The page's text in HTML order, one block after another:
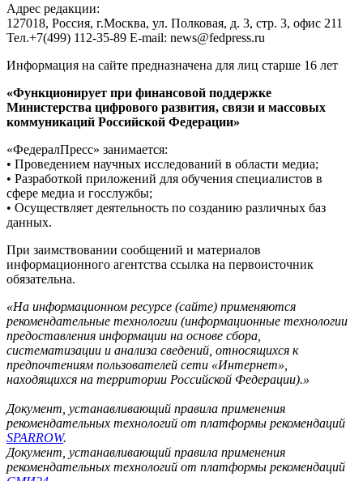
Адрес редакции:
127018, Россия, г.Москва, ул. Полковая, д. 3, стр. 3, офис 211
Тел.+7(499) 112-35-89 E-mail: news@fedpress.ru
Информация на сайте предназначена для лиц старше 16 лет
«Функционирует при финансовой поддержке
Министерства цифрового развития, связи и массовых
коммуникаций Российской Федерации»
«ФедералПресс» занимается:
• Проведением научных исследований в области медиа;
• Разработкой приложений для обучения специалистов в
сфере медиа и госслужбы;
• Осуществляет деятельность по созданию различных баз
данных.
При заимствовании сообщений и материалов
информационного агентства ссылка на первоисточник
обязательна.
«На информационном ресурсе (сайте) применяются
рекомендательные технологии (информационные технологии
предоставления информации на основе сбора,
систематизации и анализа сведений, относящихся к
предпочтениям пользователей сети «Интернет»,
находящихся на территории Российской Федерации).»
Документ, устанавливающий правила применения
рекомендательных технологий от платформы рекомендаций
SPARROW.
Документ, устанавливающий правила применения
рекомендательных технологий от платформы рекомендаций